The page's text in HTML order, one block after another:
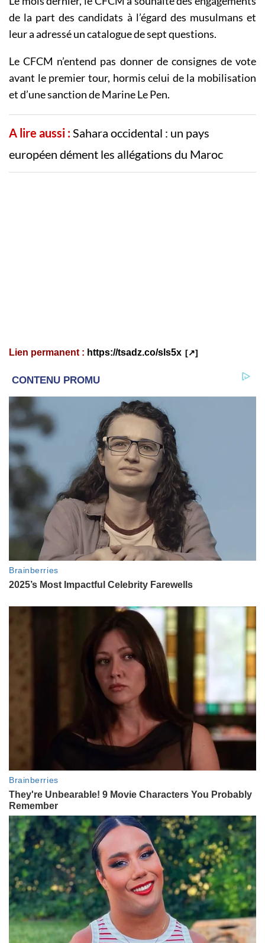
de la part des candidats à l’égard des musulmans et
leur a adressé un catalogue de sept questions.
Le CFCM n’entend pas donner de consignes de vote
avant le premier tour, hormis celui de la mobilisation
et d’une sanction de Marine Le Pen.
A lire aussi :Sahara occidental : un pays
européen dément les allégations du Maroc
Lien permanent : https://tsadz.co/sls5x